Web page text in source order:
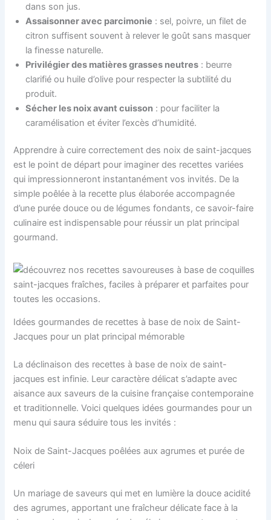
dans son jus.
Assaisonner avec parcimonie : sel, poivre, un filet de
citron suffisent souvent à relever le goût sans masquer
la finesse naturelle.
Privilégier des matières grasses neutres : beurre
clarifié ou huile d’olive pour respecter la subtilité du
produit.
Sécher les noix avant cuisson : pour faciliter la
caramélisation et éviter l’excès d’humidité.
Apprendre à cuire correctement des noix de saint-jacques
est le point de départ pour imaginer des recettes variées
qui impressionneront instantanément vos invités. De la
simple poêlée à la recette plus élaborée accompagnée
d’une purée douce ou de légumes fondants, ce savoir-faire
culinaire est indispensable pour réussir un plat principal
gourmand.
Idées gourmandes de recettes à base de noix de Saint-
Jacques pour un plat principal mémorable
La déclinaison des recettes à base de noix de saint-
jacques est infinie. Leur caractère délicat s’adapte avec
aisance aux saveurs de la cuisine française contemporaine
et traditionnelle. Voici quelques idées gourmandes pour un
menu qui saura séduire tous les invités :
Noix de Saint-Jacques poêlées aux agrumes et purée de
céleri
Un mariage de saveurs qui met en lumière la douce acidité
des agrumes, apportant une fraîcheur délicate face à la